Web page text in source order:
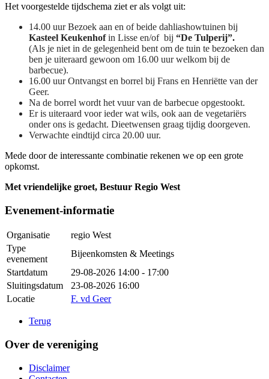
Het voorgestelde tijdschema ziet er als volgt uit:
14.00 uur Bezoek aan en of beide dahliashowtuinen bij
Kasteel Keukenhofin Lisse en/of bij “De Tulperij”.
(Als je niet in de gelegenheid bent om de tuin te bezoeken dan
ben je uiteraard gewoon om 16.00 uur welkom bij de
barbecue).
16.00 uur Ontvangst en borrel bij Frans en Henriëtte van der
Geer.
Na de borrel wordt het vuur van de barbecue opgestookt.
Er is uiteraard voor ieder wat wils, ook aan de vegetariërs
onder ons is gedacht. Dieetwensen graag tijdig doorgeven.
Verwachte eindtijd circa 20.00 uur.
Mede door de interessante combinatie rekenen we op een grote
opkomst.
Met vriendelijke groet, Bestuur Regio West
Evenement-informatie
Organisatie
regio West
Type
evenement
Bijeenkomsten & Meetings
Startdatum
29-08-2026 14:00 - 17:00
Sluitingsdatum
23-08-2026 16:00
Locatie
F. vd Geer
Terug
Over de vereniging
Disclaimer